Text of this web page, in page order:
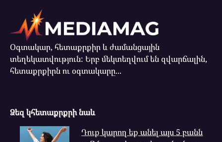
Օգտակար, հետաքրքիր և ժամանցային
տեղեկատվություն: Երբ մեկտեղվում են զվարճալին,
հետաքրքիրն ու օգտակարը...
Ձեզ կհետաքրքրի նաև
Դուք կարող եք անել այս 5 բանն